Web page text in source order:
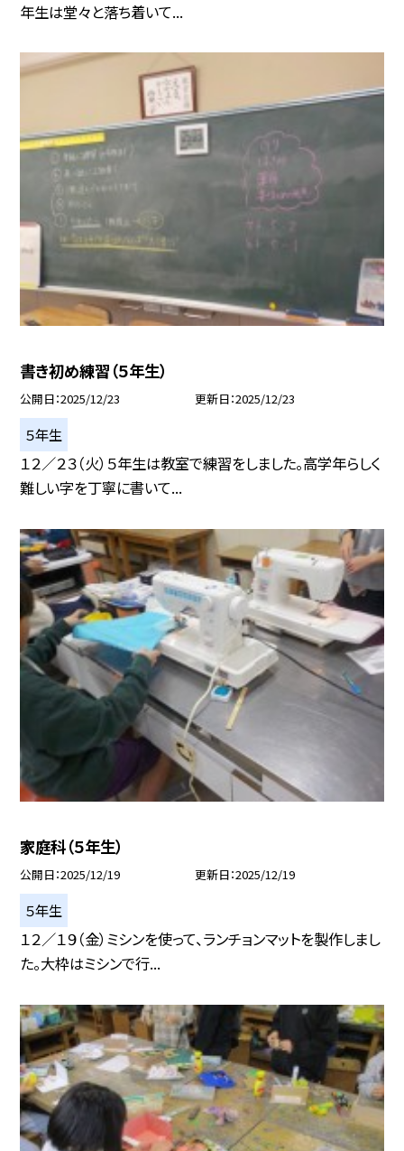
年生は堂々と落ち着いて...
書き初め練習（５年生）
公開日 2025/12/23 更新日 2025/12/23
５年生
１２／２３（火）５年生は教室で練習をしました。高学年らしく
難しい字を丁寧に書いて...
家庭科（５年生）
公開日 2025/12/19 更新日 2025/12/19
５年生
１２／１９（金）ミシンを使って、ランチョンマットを製作しまし
た。大枠はミシンで行...